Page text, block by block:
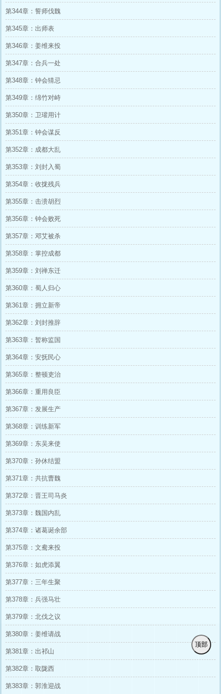
第344章：誓师伐魏
第345章：出师表
第346章：姜维来投
第347章：合兵一处
第348章：钟会猜忌
第349章：绵竹对峙
第350章：卫瓘用计
第351章：钟会谋反
第352章：成都大乱
第353章：刘封入蜀
第354章：收拢残兵
第355章：击溃胡烈
第356章：钟会败死
第357章：邓艾被杀
第358章：掌控成都
第359章：刘禅东迁
第360章：蜀人归心
第361章：拥立新帝
第362章：刘封推辞
第363章：暂称监国
第364章：安抚民心
第365章：整顿吏治
第366章：重用良臣
第367章：发展生产
第368章：训练新军
第369章：东吴来使
第370章：孙休结盟
第371章：共抗曹魏
第372章：晋王司马炎
第373章：魏国内乱
第374章：诸葛诞余部
第375章：文鸯来投
第376章：如虎添翼
第377章：三年生聚
第378章：兵强马壮
第379章：北伐之议
第380章：姜维请战
第381章：出祁山
第382章：取陇西
第383章：郭淮迎战
顶部